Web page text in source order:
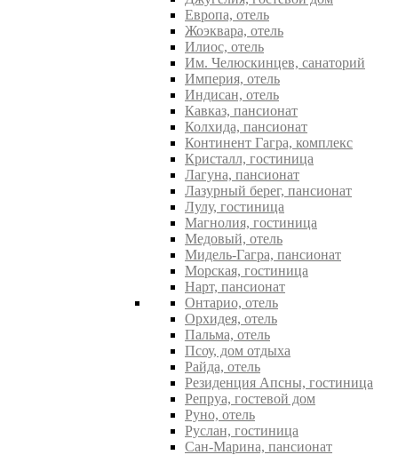
Европа, отель
Жоэквара, отель
Илиос, отель
Им. Челюскинцев, санаторий
Империя, отель
Индисан, отель
Кавказ, пансионат
Колхида, пансионат
Континент Гагра, комплекс
Кристалл, гостиница
Лагуна, пансионат
Лазурный берег, пансионат
Лулу, гостиница
Магнолия, гостиница
Медовый, отель
Мидель-Гагра, пансионат
Морская, гостиница
Нарт, пансионат
Онтарио, отель
Орхидея, отель
Пальма, отель
Псоу, дом отдыха
Райда, отель
Резиденция Апсны, гостиница
Репруа, гостевой дом
Руно, отель
Руслан, гостиница
Сан-Марина, пансионат